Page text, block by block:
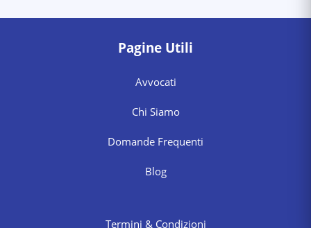
Pagine Utili
Avvocati
Chi Siamo
Domande Frequenti
Blog
Termini & Condizioni